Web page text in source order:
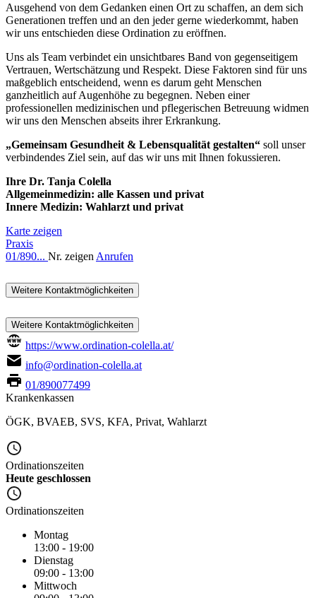
Ausgehend von dem Gedanken einen Ort zu schaffen, an dem sich
Generationen treffen und an den jeder gerne wiederkommt, haben
wir uns entschieden diese Ordination zu eröffnen.
Uns als Team verbindet ein unsichtbares Band von gegenseitigem
Vertrauen, Wertschätzung und Respekt. Diese Faktoren sind für uns
maßgeblich entscheidend, wenn es darum geht Menschen
ganzheitlich auf Augenhöhe zu begegnen. Neben einer
professionellen medizinischen und pflegerischen Betreuung widmen
wir uns den Menschen abseits ihrer Erkrankung.
„Gemeinsam Gesundheit & Lebensqualität gestalten“ soll unser
verbindendes Ziel sein, auf das wir uns mit Ihnen fokussieren.
Ihre Dr. Tanja Colella
Allgemeinmedizin: alle Kassen und privat
Innere Medizin: Wahlarzt und privat
Karte zeigen
Praxis
01/890... Nr. zeigen Anrufen
Weitere Kontaktmöglichkeiten
Weitere Kontaktmöglichkeiten
https://www.ordination-colella.at/
info@ordination-colella.at
01/890077499
Krankenkassen
ÖGK, BVAEB, SVS, KFA, Privat, Wahlarzt
Ordinationszeiten
Heute geschlossen
Ordinationszeiten
Montag
13:00 - 19:00
Dienstag
09:00 - 13:00
Mittwoch